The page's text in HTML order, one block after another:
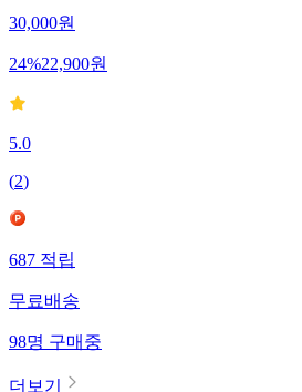
30,000원
24%22,900원
5.0
(2)
687적립
무료배송
98명구매중